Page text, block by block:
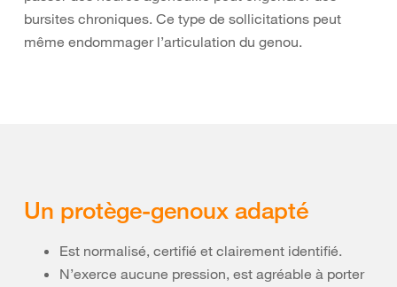
bursites chroniques. Ce type de sollicitations peut
même endommager l’articulation du genou.
Un protège-genoux adapté
Est normalisé, certifié et clairement identifié.
N’exerce aucune pression, est agréable à porter